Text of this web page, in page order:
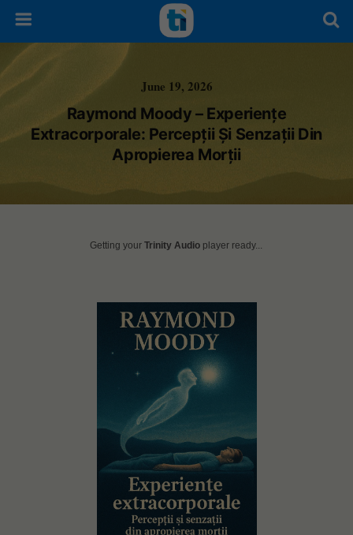
June 19, 2026
Raymond Moody – Experiențe
Extracorporale: Percepții Și Senzații Din
Apropierea Morții
Getting your Trinity Audio player ready...